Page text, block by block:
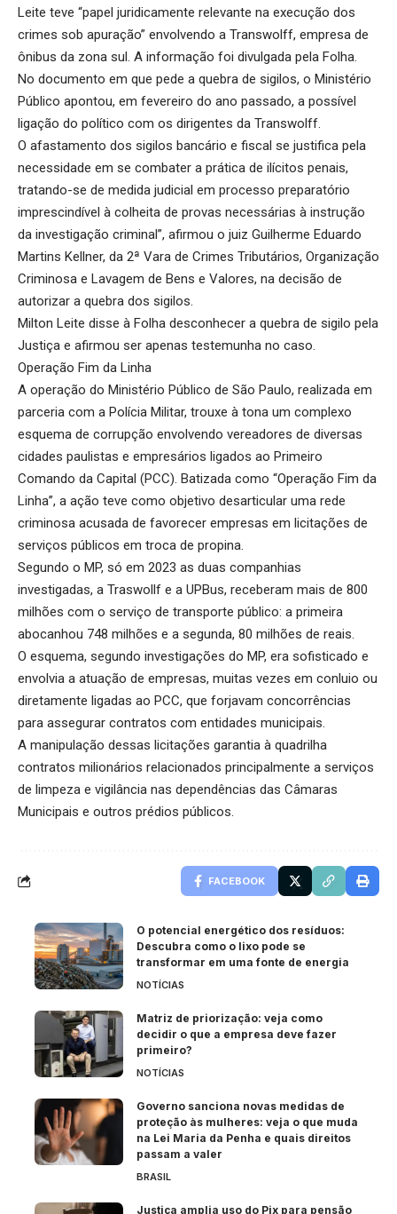
Leite teve “papel juridicamente relevante na execução dos
crimes sob apuração” envolvendo a Transwolff, empresa de
ônibus da zona sul. A informação foi divulgada pela Folha.
No documento em que pede a quebra de sigilos, o Ministério
Público apontou, em fevereiro do ano passado, a possível
ligação do político com os dirigentes da Transwolff.
O afastamento dos sigilos bancário e fiscal se justifica pela
necessidade em se combater a prática de ilícitos penais,
tratando-se de medida judicial em processo preparatório
imprescindível à colheita de provas necessárias à instrução
da investigação criminal”, afirmou o juiz Guilherme Eduardo
Martins Kellner, da 2ª Vara de Crimes Tributários, Organização
Criminosa e Lavagem de Bens e Valores, na decisão de
autorizar a quebra dos sigilos.
Milton Leite disse à Folha desconhecer a quebra de sigilo pela
Justiça e afirmou ser apenas testemunha no caso.
Operação Fim da Linha
A operação do Ministério Público de São Paulo, realizada em
parceria com a Polícia Militar, trouxe à tona um complexo
esquema de corrupção envolvendo vereadores de diversas
cidades paulistas e empresários ligados ao Primeiro
Comando da Capital (PCC). Batizada como “Operação Fim da
Linha”, a ação teve como objetivo desarticular uma rede
criminosa acusada de favorecer empresas em licitações de
serviços públicos em troca de propina.
Segundo o MP, só em 2023 as duas companhias
investigadas, a Traswollf e a UPBus, receberam mais de 800
milhões com o serviço de transporte público: a primeira
abocanhou 748 milhões e a segunda, 80 milhões de reais.
O esquema, segundo investigações do MP, era sofisticado e
envolvia a atuação de empresas, muitas vezes em conluio ou
diretamente ligadas ao PCC, que forjavam concorrências
para assegurar contratos com entidades municipais.
A manipulação dessas licitações garantia à quadrilha
contratos milionários relacionados principalmente a serviços
de limpeza e vigilância nas dependências das Câmaras
Municipais e outros prédios públicos.
FACEBOOK
O potencial energético dos resíduos:
Descubra como o lixo pode se
transformar em uma fonte de energia
NOTÍCIAS
Matriz de priorização: veja como
decidir o que a empresa deve fazer
primeiro?
NOTÍCIAS
Governo sanciona novas medidas de
proteção às mulheres: veja o que muda
na Lei Maria da Penha e quais direitos
passam a valer
BRASIL
Justiça amplia uso do Pix para pensão